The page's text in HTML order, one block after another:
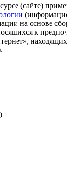
(сайте)
на основе
к